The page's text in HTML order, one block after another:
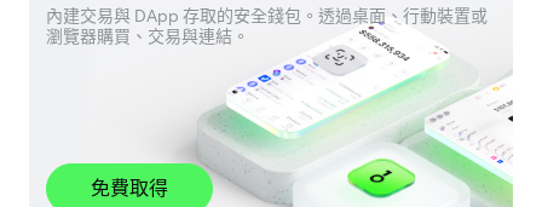
內建交易與 DApp 存取的安全錢包。透過桌面、行動裝置或
瀏覽器購買、交易與連結。
免費取得